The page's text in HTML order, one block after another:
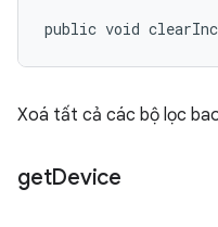
public void
Xoá tất cả các bộ lọc
getDevice